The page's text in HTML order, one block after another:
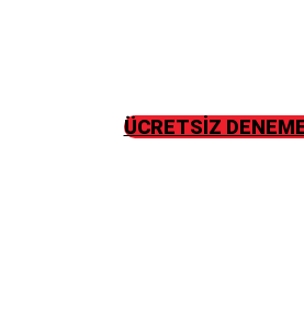
ÜCRETSİZ